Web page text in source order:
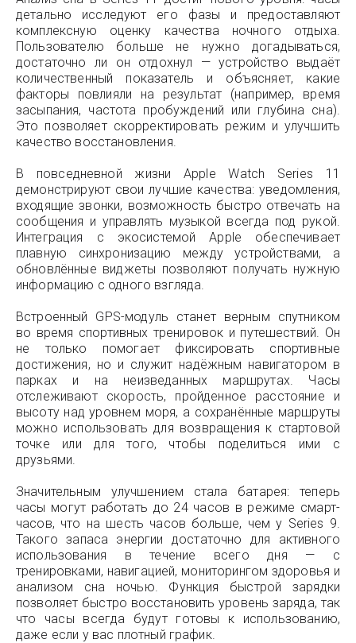
детально исследуют его фазы и предоставляют
комплексную оценку качества ночного отдыха.
Пользователю больше не нужно догадываться,
достаточно ли он отдохнул — устройство выдаёт
количественный показатель и объясняет, какие
факторы повлияли на результат (например, время
засыпания, частота пробуждений или глубина сна).
Это позволяет скорректировать режим и улучшить
качество восстановления.
В повседневной жизни Apple Watch Series 11
демонстрируют свои лучшие качества: уведомления,
входящие звонки, возможность быстро отвечать на
сообщения и управлять музыкой всегда под рукой.
Интеграция с экосистемой Apple обеспечивает
плавную синхронизацию между устройствами, а
обновлённые виджеты позволяют получать нужную
информацию с одного взгляда.
Встроенный GPS-модуль станет верным спутником
во время спортивных тренировок и путешествий. Он
не только помогает фиксировать спортивные
достижения, но и служит надёжным навигатором в
парках и на неизведанных маршрутах. Часы
отслеживают скорость, пройденное расстояние и
высоту над уровнем моря, а сохранённые маршруты
можно использовать для возвращения к стартовой
точке или для того, чтобы поделиться ими с
друзьями.
Значительным улучшением стала батарея: теперь
часы могут работать до 24 часов в режиме смарт-
часов, что на шесть часов больше, чем у Series 9.
Такого запаса энергии достаточно для активного
использования в течение всего дня — с
тренировками, навигацией, мониторингом здоровья и
анализом сна ночью. Функция быстрой зарядки
позволяет быстро восстановить уровень заряда, так
что часы всегда будут готовы к использованию,
даже если у вас плотный график.